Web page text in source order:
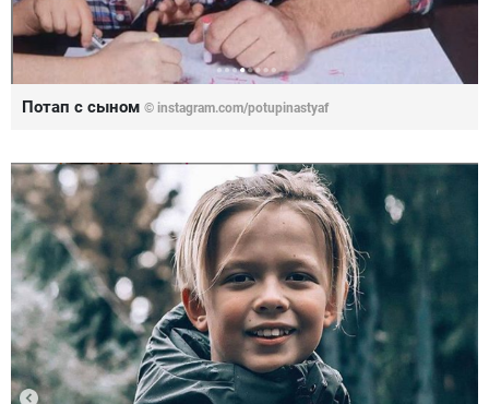
Потап с сыном © instagram.com/potupinastyaf